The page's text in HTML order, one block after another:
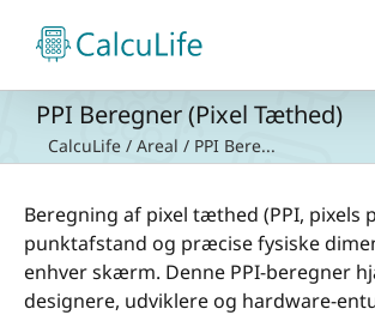
content
PPI Beregner (Pixel Tæthed)
CalcuLife / Areal / PPI Bere...
Beregning af pixel tæthed (PPI, pixels
punktafstand og præcise fysiske
enhver skærm. Denne PPI-beregner
designere, udviklere og hardware-